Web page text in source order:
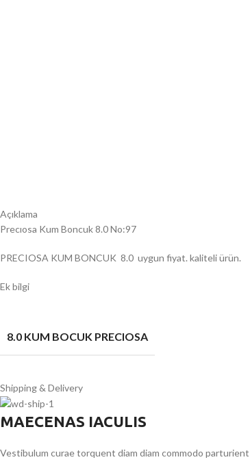
Açıklama
Precıosa Kum Boncuk 8.0 No:97
PRECIOSA KUM BONCUK 8.0 uygun fiyat. kaliteli ürün.
Ek bilgi
8.0 KUM BOCUK PRECIOSA
Shipping & Delivery
MAECENAS IACULIS
Vestibulum curae torquent diam diam commodo